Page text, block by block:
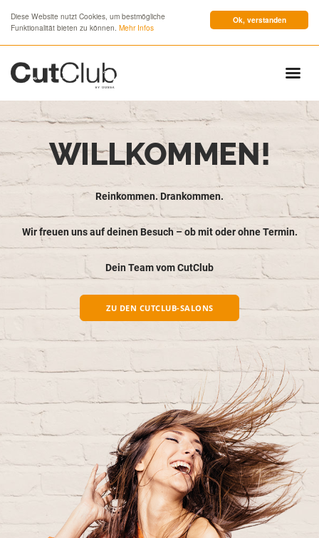
Ok, verstanden
Diese Website nutzt Cookies, um bestmögliche
Funktionalität bieten zu können. Mehr Infos
WILLKOMMEN!
Reinkommen. Drankommen.
Wir freuen uns auf deinen Besuch – ob mit oder ohne Termin.
Dein Team vom CutClub
ZU DEN CUTCLUB-SALONS